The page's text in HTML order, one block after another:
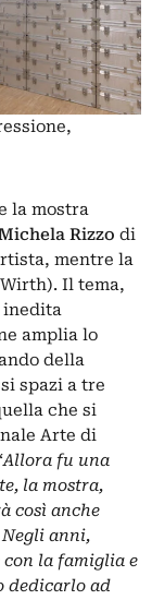
la mostra
Rizzo di
mentre la
Il tema,
inedita
amplia lo
della
spazi a tre
che si
Arte di
Allora fu una
la mostra,
così anche
anni,
la famiglia e
dedicarlo ad